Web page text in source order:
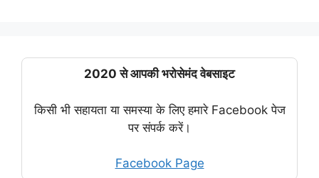
2020 से आपकी भरोसेमंद वेबसाइट
किसी भी सहायता या समस्या के लिए हमारे Facebook पेज
पर संपर्क करें।
Facebook Page